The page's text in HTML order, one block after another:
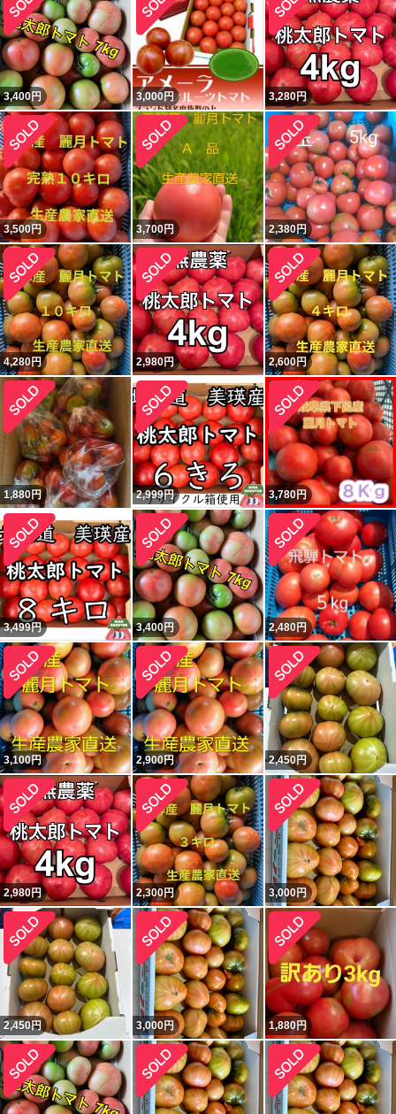
3,400円 3,000円 3,280円
3,500円 3,700円 2,380円
4,280円 2,980円 2,600円
1,880円 2,999円 3,780円
3,499円 3,400円 2,480円
3,100円 2,900円 2,450円
2,980円 2,300円 3,000円
2,450円 3,000円 1,880円